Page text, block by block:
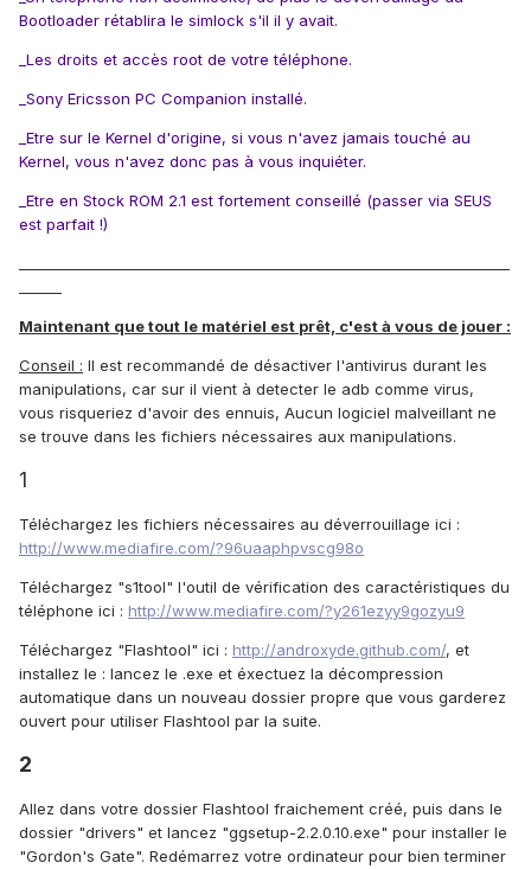
Bootloader rétablira le simlock s'il il y avait.
_Les droits et accès root de votre téléphone.
_Sony Ericsson PC Companion installé.
_Etre sur le Kernel d'origine, si vous n'avez jamais touché au
Kernel, vous n'avez donc pas à vous inquiéter.
_Etre en Stock ROM 2.1 est fortement conseillé (passer via SEUS
est parfait !)
Maintenant que tout le matériel est prêt, c'est à vous de jouer :
Conseil : Il est recommandé de désactiver l'antivirus durant les
manipulations, car sur il vient à detecter le adb comme virus,
vous risqueriez d'avoir des ennuis, Aucun logiciel malveillant ne
se trouve dans les fichiers nécessaires aux manipulations.
1
Téléchargez les fichiers nécessaires au déverrouillage ici :
http://www.mediafire.com/?96uaaphpvscg98o
Téléchargez "s1tool" l'outil de vérification des caractéristiques du
téléphone ici : http://www.mediafire.com/?y261ezyy9gozyu9
Téléchargez "Flashtool" ici : http://androxyde.github.com/, et
installez le : lancez le .exe et éxectuez la décompression
automatique dans un nouveau dossier propre que vous garderez
ouvert pour utiliser Flashtool par la suite.
2
Allez dans votre dossier Flashtool fraichement créé, puis dans le
dossier "drivers" et lancez "ggsetup-2.2.0.10.exe" pour installer le
"Gordon's Gate". Redémarrez votre ordinateur pour bien terminer